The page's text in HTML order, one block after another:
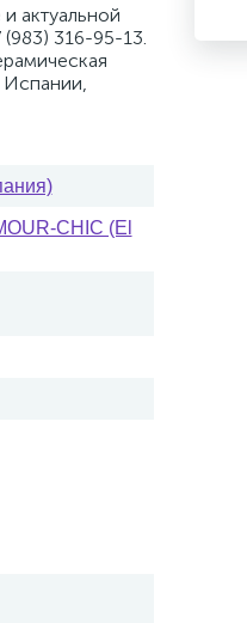
актуальной
316-95-13.
Испании,
CHIC (El